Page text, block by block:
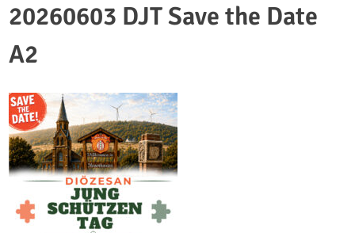
20260603 DJT Save the Date
A2